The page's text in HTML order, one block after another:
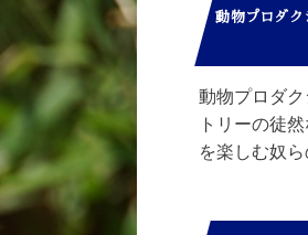
動物プロダク
動物プロダ
トリーの徒
を楽しむ奴